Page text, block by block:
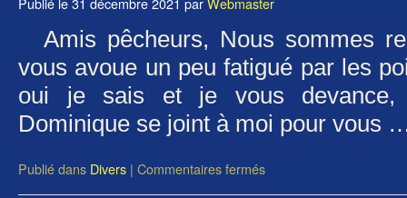
Amis pêcheurs, Nous sommes
vous avoue un peu fatigué par les
oui je sais et je vous devance,
Dominique se joint à moi pour vous
Publié dans Divers | Commentaires fermés